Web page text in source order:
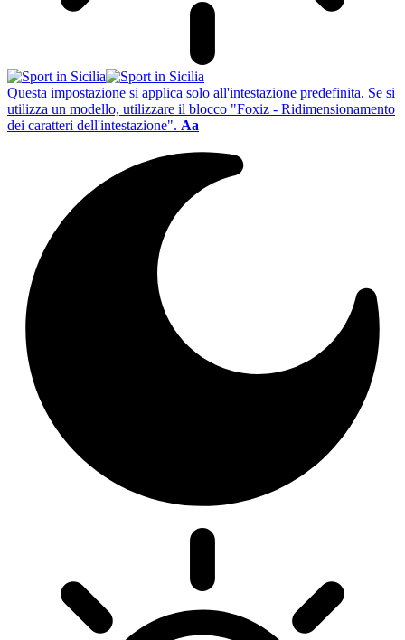
Questa impostazione si applica solo all'intestazione predefinita. Se si
utilizza un modello, utilizzare il blocco "Foxiz - Ridimensionamento
dei caratteri dell'intestazione". Aa